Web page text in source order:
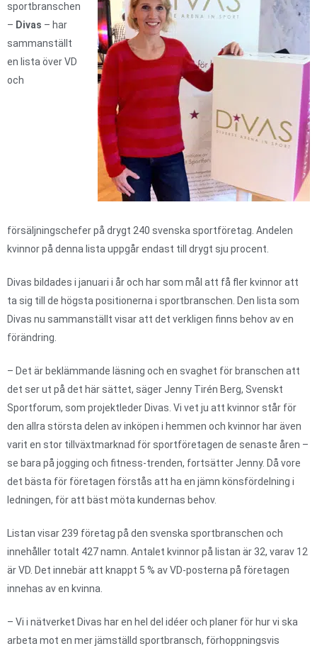
sportbranschen
– Divas – har
sammanställt
en lista över VD
och
försäljningschefer på drygt 240 svenska sportföretag. Andelen
kvinnor på denna lista uppgår endast till drygt sju procent.
Divas bildades i januari i år och har som mål att få fler kvinnor att
ta sig till de högsta positionerna i sportbranschen. Den lista som
Divas nu sammanställt visar att det verkligen finns behov av en
förändring.
– Det är beklämmande läsning och en svaghet för branschen att
det ser ut på det här sättet, säger Jenny Tirén Berg, Svenskt
Sportforum, som projektleder Divas. Vi vet ju att kvinnor står för
den allra största delen av inköpen i hemmen och kvinnor har även
varit en stor tillväxtmarknad för sportföretagen de senaste åren –
se bara på jogging och fitness-trenden, fortsätter Jenny. Då vore
det bästa för företagen förstås att ha en jämn könsfördelning i
ledningen, för att bäst möta kundernas behov.
Listan visar 239 företag på den svenska sportbranschen och
innehåller totalt 427 namn. Antalet kvinnor på listan är 32, varav 12
är VD. Det innebär att knappt 5 % av VD-posterna på företagen
innehas av en kvinna.
– Vi i nätverket Divas har en hel del idéer och planer för hur vi ska
arbeta mot en mer jämställd sportbransch, förhoppningsvis